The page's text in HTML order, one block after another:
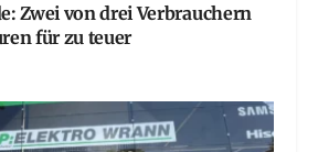
Zwei von drei Verbrauchern
für zu teuer